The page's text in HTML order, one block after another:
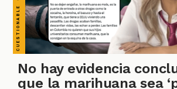
No hay evidencia
que la marihuana sea